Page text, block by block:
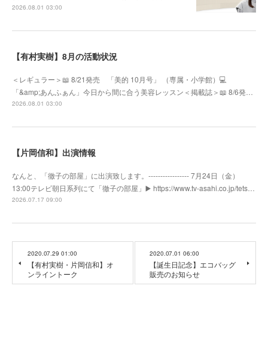
2026.08.01 03:00
【有村実樹】8月の活動状況
＜レギュラー＞📖 8/21発売 「美的 10月号」 （専属・小学館）💻
「&amp;あんふぁん」今日から間に合う美容レッスン＜掲載誌＞📖 8/6発…
2026.08.01 03:00
【片岡信和】出演情報
なんと、「徹子の部屋」に出演致します。----------------- 7月24日（金）
13:00テレビ朝日系列にて「徹子の部屋」▶️ https://www.tv-asahi.co.jp/tets…
2026.07.17 09:00
2020.07.29 01:00
【有村実樹・片岡信和】オ
ンライントーク
2020.07.01 06:00
【誕生日記念】エコバッグ
販売のお知らせ